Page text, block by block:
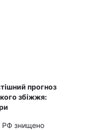
прогноз
збіжжя:
РФ знищено